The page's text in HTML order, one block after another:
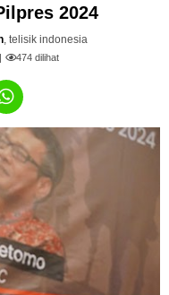
2024
, telisik indonesia
474dilihat